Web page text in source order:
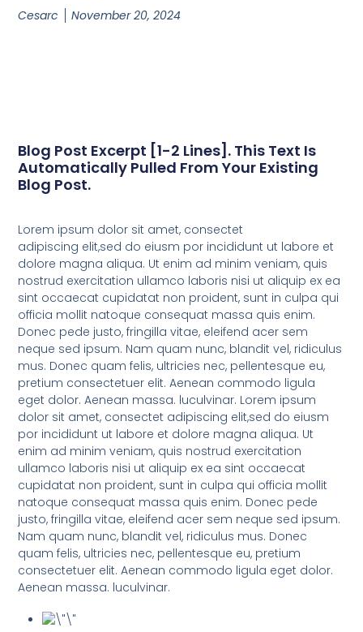
Cesarc November 20, 2024
Blog Post Excerpt [1-2 Lines]. This Text Is
Automatically Pulled From Your Existing
Blog Post.
Lorem ipsum dolor sit amet, consectet
adipiscing elit,sed do eiusm por incididunt ut labore et
dolore magna aliqua. Ut enim ad minim veniam, quis
nostrud exercitation ullamco laboris nisi ut aliquip ex ea
sint occaecat cupidatat non proident, sunt in culpa qui
officia mollit natoque consequat massa quis enim.
Donec pede justo, fringilla vitae, eleifend acer sem
neque sed ipsum. Nam quam nunc, blandit vel, ridiculus
mus. Donec quam felis, ultricies nec, pellentesque eu,
pretium consectetuer elit. Aenean commodo ligula
eget dolor. Aenean massa. luculvinar. Lorem ipsum
dolor sit amet, consectet adipiscing elit,sed do eiusm
por incididunt ut labore et dolore magna aliqua. Ut
enim ad minim veniam, quis nostrud exercitation
ullamco laboris nisi ut aliquip ex ea sint occaecat
cupidatat non proident, sunt in culpa qui officia mollit
natoque consequat massa quis enim. Donec pede
justo, fringilla vitae, eleifend acer sem neque sed ipsum.
Nam quam nunc, blandit vel, ridiculus mus. Donec
quam felis, ultricies nec, pellentesque eu, pretium
consectetuer elit. Aenean commodo ligula eget dolor.
Aenean massa. luculvinar.